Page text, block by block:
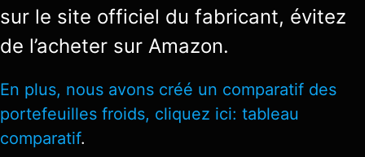
sur le site officiel du fabricant, évitez
de l’acheter sur Amazon.
En plus, nous avons créé un comparatif des
portefeuilles froids, cliquez ici: tableau
comparatif.